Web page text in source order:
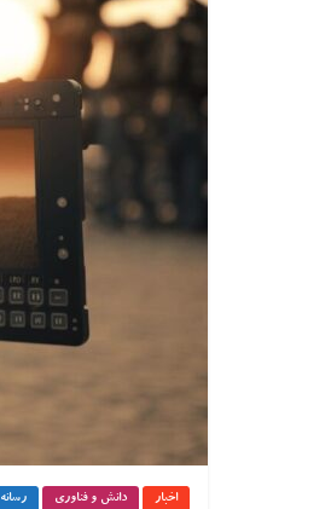
اخبار دانش و فناوری رسانه